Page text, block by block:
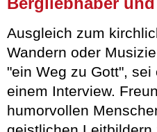
Ausgleich zum
Wandern oder
"ein Weg zu Gott",
einem Interview.
humorvollen